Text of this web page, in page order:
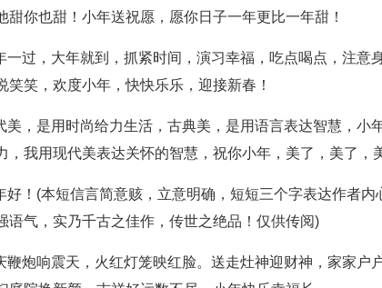
甜你也甜！小年送祝愿，愿你日子一年更比一年甜！
一过，大年就到，抓紧时间，演习幸福，吃点喝点，注意
笑笑，欢度小年，快快乐乐，迎接新春！
美，是用时尚给力生活，古典美，是用语言表达智慧，小
，我用现代美表达关怀的智慧，祝你小年，美了，美了，
好！(本短信言简意赅，立意明确，短短三个字表达作者
语气，实乃千古之佳作，传世之绝品！仅供传阅)
鞭炮响震天，火红灯笼映红脸。送走灶神迎财神，家家户